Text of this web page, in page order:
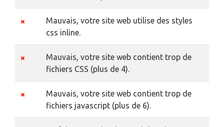
Mauvais, votre site web utilise des styles
css inline.
Mauvais, votre site web contient trop de
fichiers CSS (plus de 4).
Mauvais, votre site web contient trop de
fichiers javascript (plus de 6).